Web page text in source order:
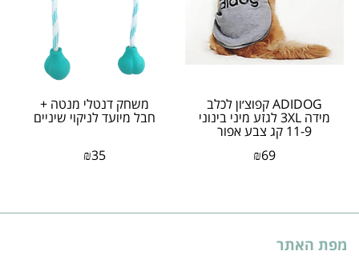
ADIDOG קפוצ׳ון לכלב
מידה 3XL לגזע מיני בינוני
11-9 קג צבע אפור
₪69
משחק דנטלי מנטה +
חבל מיועד לניקוי שיניים
₪35
מפת האתר